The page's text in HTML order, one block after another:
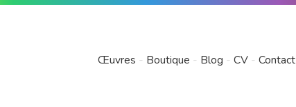
Œuvres Boutique Blog CV Contact